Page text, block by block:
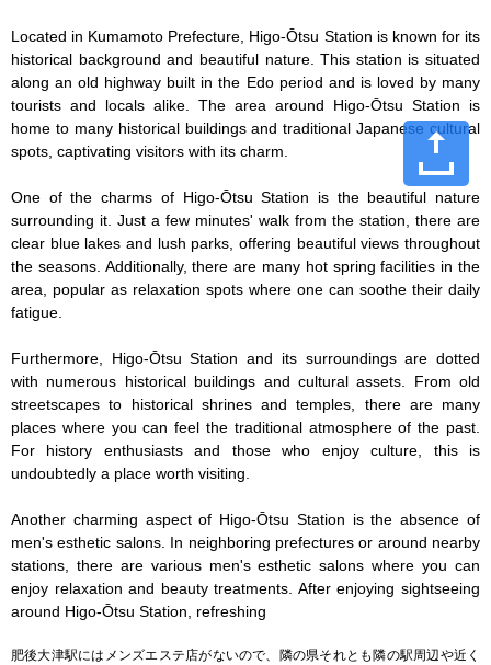
Located in Kumamoto Prefecture, Higo-Ōtsu Station is known for its
historical background and beautiful nature. This station is situated
along an old highway built in the Edo period and is loved by many
tourists and locals alike. The area around Higo-Ōtsu Station is
home to many historical buildings and traditional Japanese cultural
spots, captivating visitors with its charm.
One of the charms of Higo-Ōtsu Station is the beautiful nature
surrounding it. Just a few minutes' walk from the station, there are
clear blue lakes and lush parks, offering beautiful views throughout
the seasons. Additionally, there are many hot spring facilities in the
area, popular as relaxation spots where one can soothe their daily
fatigue.
Furthermore, Higo-Ōtsu Station and its surroundings are dotted
with numerous historical buildings and cultural assets. From old
streetscapes to historical shrines and temples, there are many
places where you can feel the traditional atmosphere of the past.
For history enthusiasts and those who enjoy culture, this is
undoubtedly a place worth visiting.
Another charming aspect of Higo-Ōtsu Station is the absence of
men's esthetic salons. In neighboring prefectures or around nearby
stations, there are various men's esthetic salons where you can
enjoy relaxation and beauty treatments. After enjoying sightseeing
around Higo-Ōtsu Station, refreshing
肥後大津駅にはメンズエステ店がないので、隣の県それとも隣の駅周辺や近く